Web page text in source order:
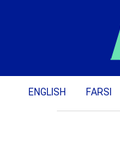
FARSI
ENGLISH